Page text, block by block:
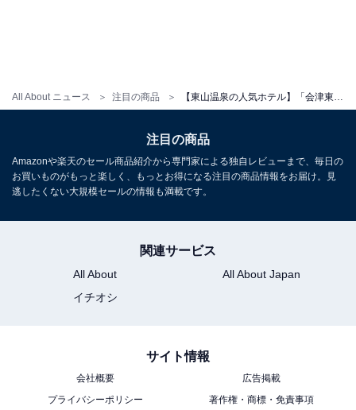
All About ニュース 注目の商品
チェックアウト：11:00
※掲載されている情報は記事公開時のものです。あらか
じめご了承ください。
こちらもおすすめ
注目の商品
Amazonや楽天のセール商品紹介から専門家による独自レビューまで、毎日の
お買いものがもっと楽しく、もっとお得になる注目の商品情報をお届け。見
逃したくない大規模セールの情報も満載です。
関連サービス
All About
All About Japan
イチオシ
サイト情報
会社概要
広告掲載
プライバシーポリシー
著作権・商標・免責事項